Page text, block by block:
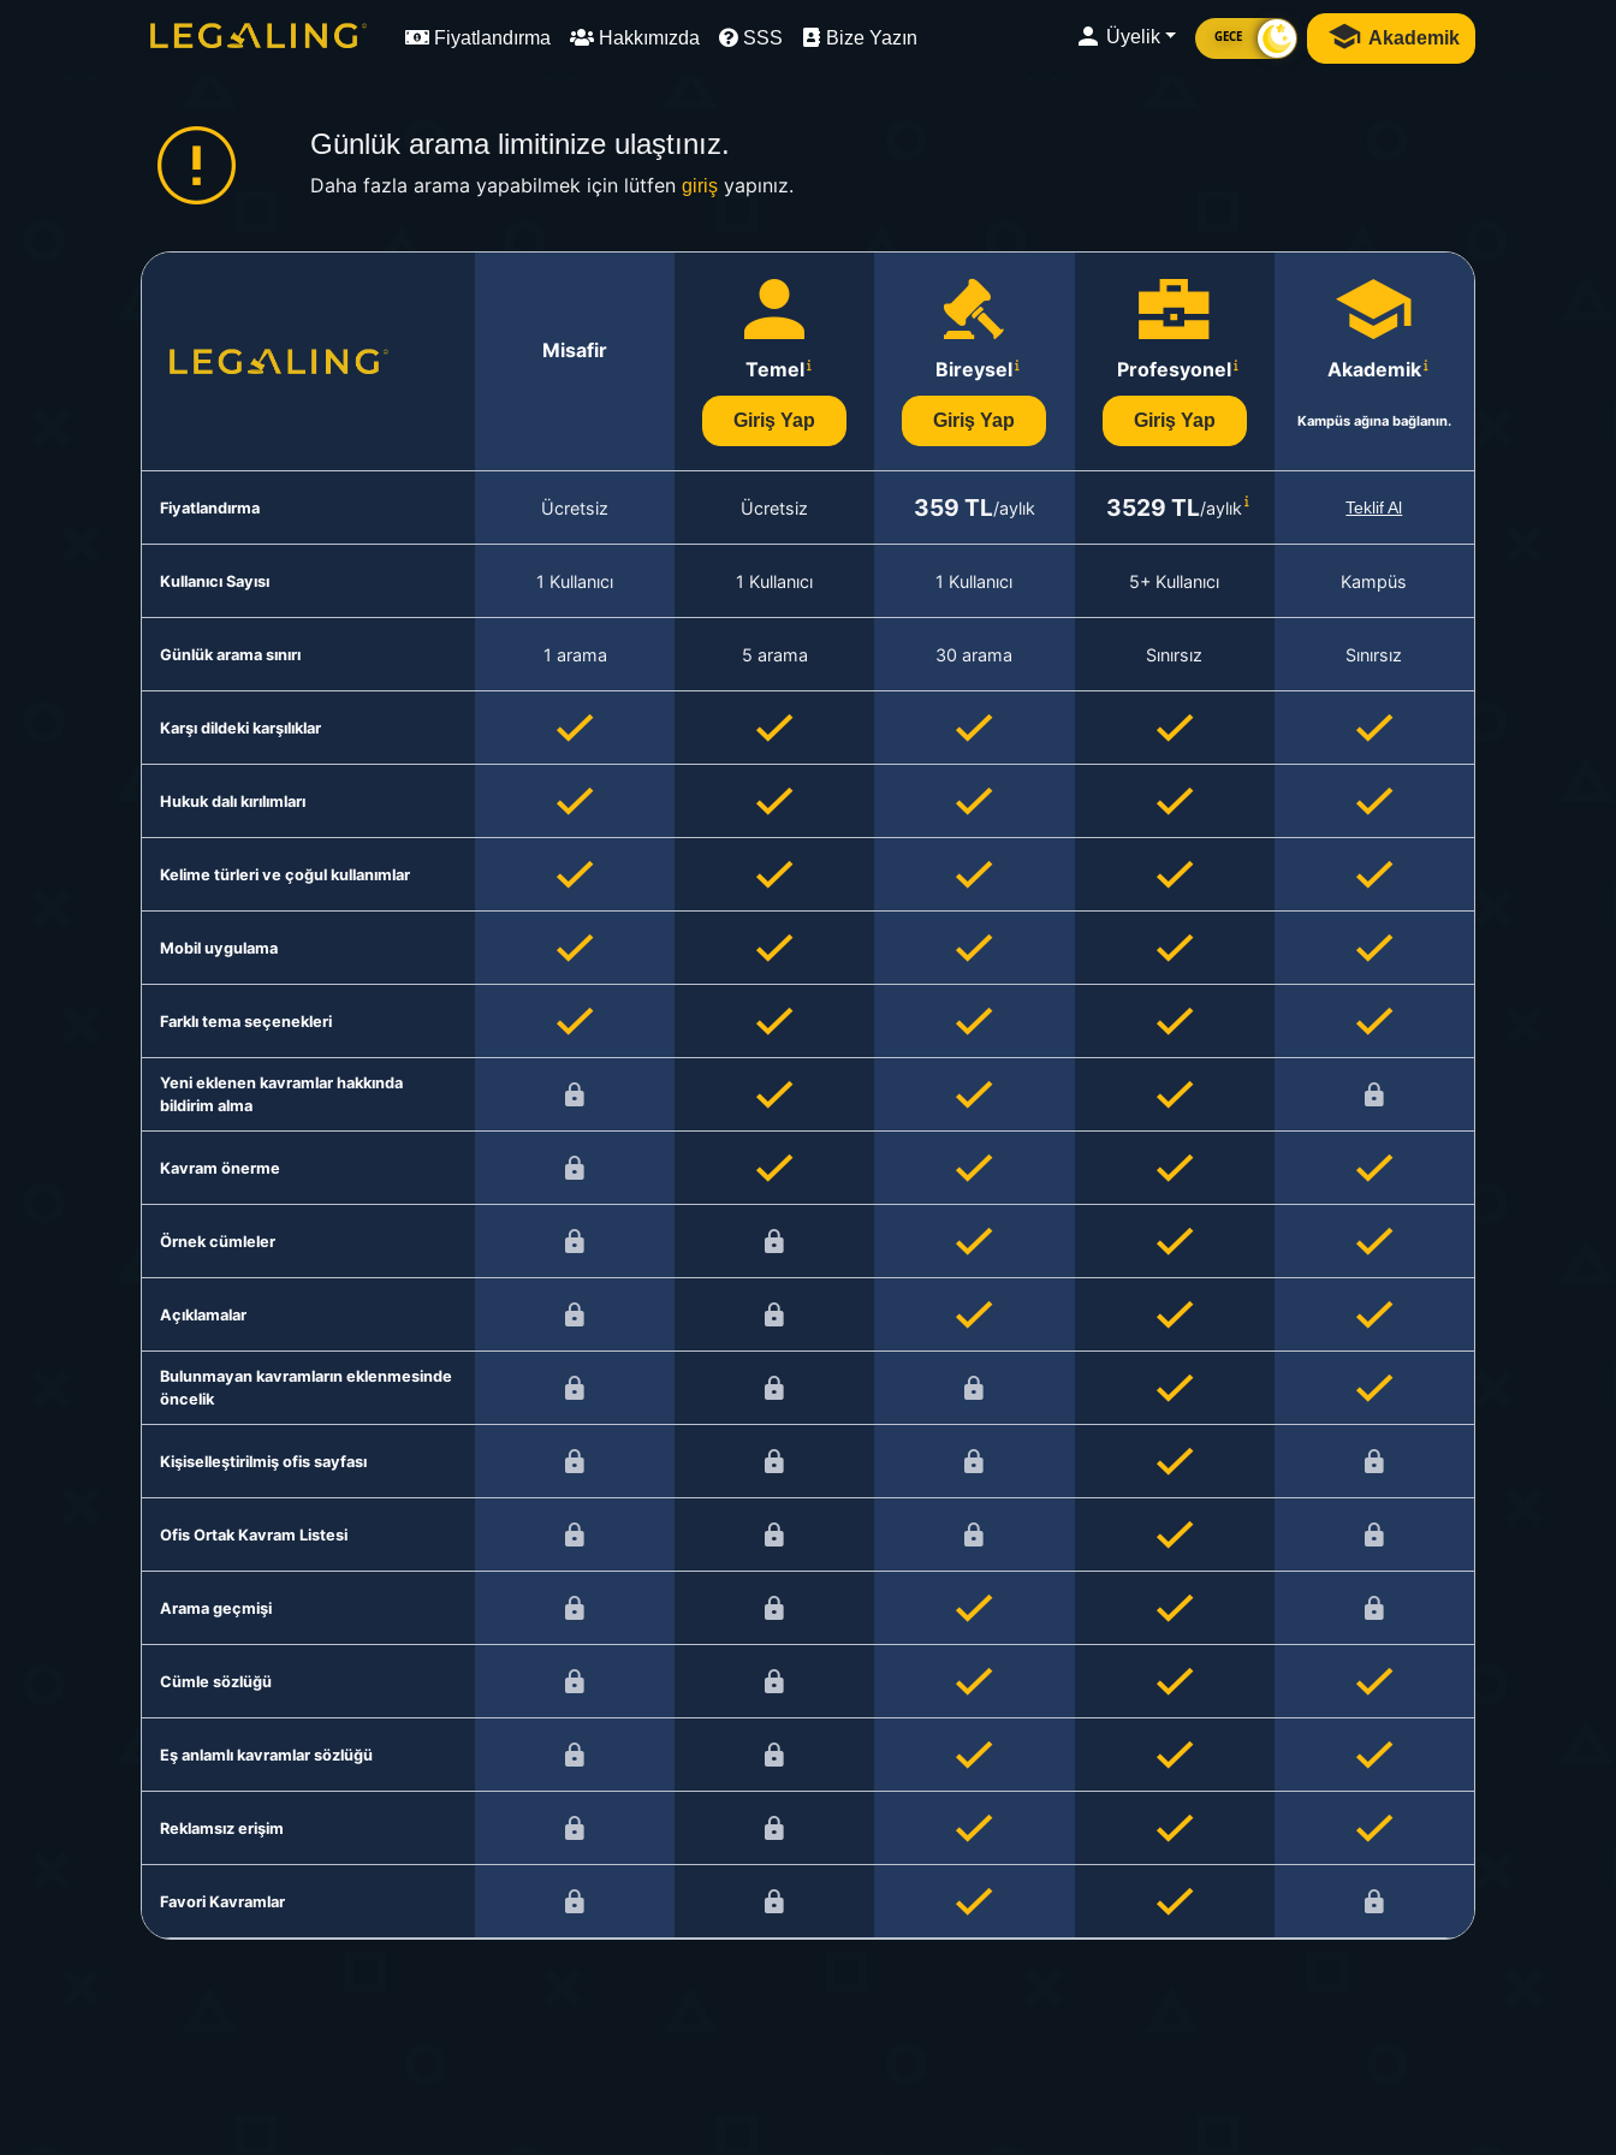
Fiyatlandırma Hakkımızda SSS Bize Yazın Üyelik GECE Akademik
Günlük arama limitinize ulaştınız.
Daha fazla arama yapabilmek için lütfen girişyapınız.
Misafir
Temel
Giriş Yap
Bireysel
Giriş Yap
Profesyonel
Giriş Yap
Akademik
Kampüs ağına bağlanın.
Fiyatlandırma Ücretsiz Ücretsiz 359 TL/aylık 3529 TL/aylık Teklif Al
Kullanıcı Sayısı 1 Kullanıcı 1 Kullanıcı 1 Kullanıcı 5+ Kullanıcı Kampüs
Günlük arama sınırı 1 arama 5 arama 30 arama Sınırsız Sınırsız
Karşı dildeki karşılıklar
Hukuk dalı kırılımları
Kelime türleri ve çoğul kullanımlar
Mobil uygulama
Farklı tema seçenekleri
Yeni eklenen kavramlar hakkında
bildirim alma
Kavram önerme
Örnek cümleler
Açıklamalar
Bulunmayan kavramların eklenmesinde
öncelik
Kişiselleştirilmiş ofis sayfası
Ofis Ortak Kavram Listesi
Arama geçmişi
Cümle sözlüğü
Eş anlamlı kavramlar sözlüğü
Reklamsız erişim
Favori Kavramlar